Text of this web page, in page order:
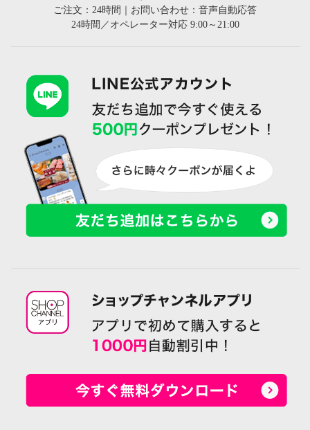
ご注文：24時間｜お問い合わせ：音声自動応答
24時間／オペレーター対応 9:00～21:00